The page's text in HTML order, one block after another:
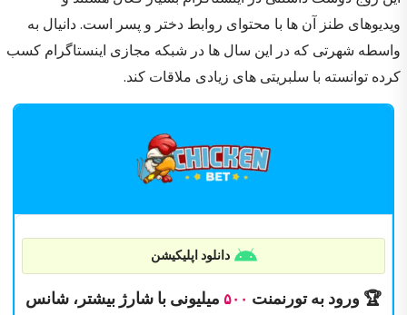
ویدیوهای طنز آن ها با محتوای روابط دختر و پسر است. دانیال به
واسطه شهرتی که در این سال ها در شبکه مجازی اینستاگرام کسب
کرده توانسته با سلبریتی های زیادی ملاقات کند.
دانلود اپلیکیشن
🏆 ورود به تورنمنت ۵۰۰ میلیونی با شارژ بیشتر، شانس